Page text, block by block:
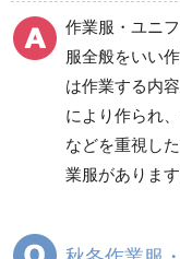
電気保守用品
防災グッズ（防災セ
健康管理器具
商品カテゴリ一覧
作業服・ユニ
服全般をいい
は作業する内
により作られ
などを重視し
業服があります